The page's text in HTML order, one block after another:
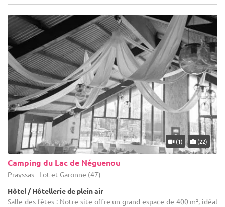
(1) (22)
Camping du Lac de Néguenou
Prayssas - Lot-et-Garonne (47)
Hôtel / Hôtellerie de plein air
Salle des fêtes : Notre site offre un grand espace de 400 m², idéal